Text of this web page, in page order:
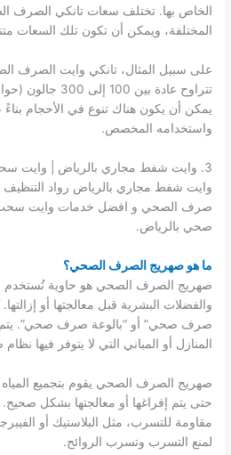
الخاص بها. تختلف سعات تانكي الصرف
المختلفة، ويمكن أن تكون تلك السعات
على سبيل المثال، تانكي وايت الصرف
يمكن أن يكون هناك تنوع في الأحجام
واستخدامه المخصص.
3. وايت شفط مجاري بالرياض | وايت سحب صرف صحي بالرياض
وايت شفط مجاري بالرياض رواد
صرف الصحي و افضل خدمات وايت
صحي بالرياض.
ما هو صهريج الصرف الصحي؟
صهريج الصرف الصحي هو حاوية تُستخدم
والفضلات البشرية قبل معالجتها أو
صرف صحي” أو “بالوعة صرف صحي”. يتم
المنازل أو المباني التي لا يتوفر
صهريج الصرف الصحي يقوم بتجميع المياه
حتى يتم إفراغها أو معالجتها بشكل
مقاومة للتسرب، مثل البلاستيك أو
لمنع التسرب وتسرب الروائح.